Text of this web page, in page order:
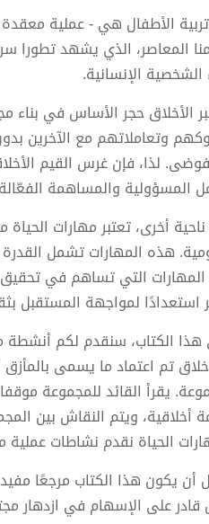
الأطفال هي - عملية
المعاصر، الذي يشهد تطورا
الشخصية الإنسانية.
الأخلاق حجر الأساس في بناء
وتعاملاتهم مع الآخرين
لذا، فإن غرس القيم
المسؤولية والمساهمة
أخرى، تعتبر مهارات
هذه المهارات تشمل
التي تساهم في تحقيق
استعدادًا لمواجهة المستقبل
الكتاب، سنقدم لكم أنشطة
تم اعتماد ما يسمى
يقرأ القائد للمجموعة
أخلاقية، ويتم النقاش بين
الحياة نقدم نشاطات
أن يكون هذا الكتاب مرجعًا
قادر على الإسهام في ازدهار